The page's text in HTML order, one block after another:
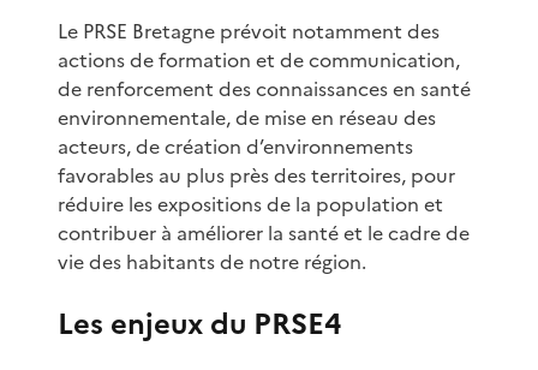
Le PRSE Bretagne prévoit notamment des
actions de formation et de communication,
de renforcement des connaissances en santé
environnementale, de mise en réseau des
acteurs, de création d’environnements
favorables au plus près des territoires, pour
réduire les expositions de la population et
contribuer à améliorer la santé et le cadre de
vie des habitants de notre région.
Les enjeux du PRSE4